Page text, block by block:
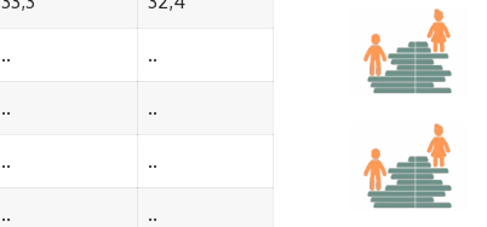
.. ..
.. ..
.. ..
.. ..